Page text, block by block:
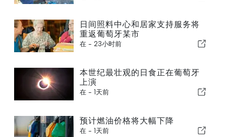
日间照料中心和居家支持服务将
重返葡萄牙某市
在 - 23小时前
本世纪最壮观的日食正在葡萄牙
上演
在 - 1天前
预计燃油价格将大幅下降
在 - 1天前